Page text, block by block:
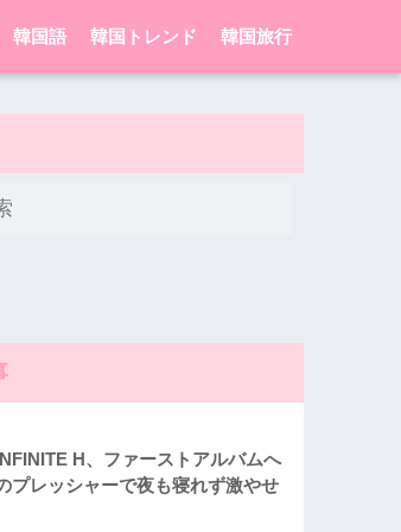
韓国語 韓国トレンド 韓国旅行
H、ファーストアルバムへ
プレッシャーで夜も寝れず激やせ